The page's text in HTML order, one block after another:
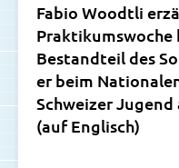
Fabio Woodtli
Praktikumswoche
Bestandteil des
er beim
Schweizer
(auf Englisch)